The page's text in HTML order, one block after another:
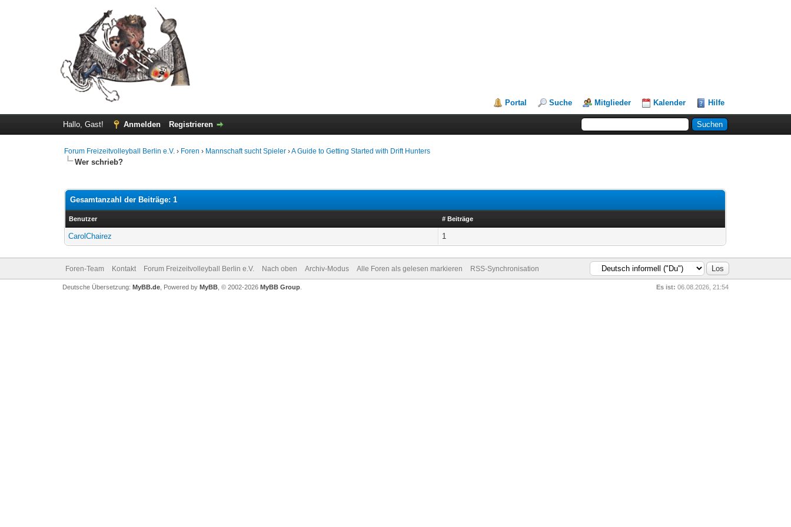
Portal Suche Mitglieder Kalender Hilfe
Hallo, Gast! Anmelden Registrieren
Forum Freizeitvolleyball Berlin e.V. › Foren › Mannschaft sucht Spieler ›A Guide to Getting Started with Drift Hunters
Wer schrieb?
Gesamtanzahl der Beiträge: 1
Benutzer # Beiträge
CarolChairez 1
Foren-Team Kontakt Forum Freizeitvolleyball Berlin e.V. Nach oben Archiv-Modus Alle Foren als gelesen markieren RSS-Synchronisation
Es ist: 06.08.2026, 21:54
Deutsche Übersetzung: MyBB.de, Powered by MyBB, © 2002-2026 MyBB Group.